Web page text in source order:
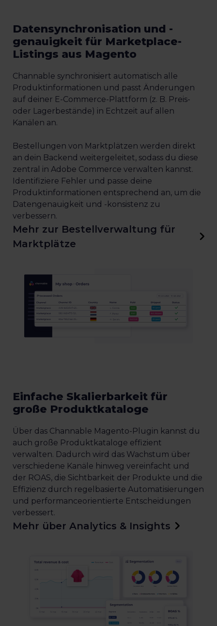
Datensynchronisation und -
genauigkeit für Marketplace-
Listings aus Magento
Channable synchronisiert automatisch alle
Produktinformationen und passt Änderungen
auf deiner E-Commerce-Plattform (z. B. Preis-
oder Lagerbestände) in Echtzeit auf allen
Kanälen an.
Bestellungen von Marktplätzen werden direkt
an dein Backend weitergeleitet, sodass du diese
zentral in Adobe Commerce verwalten kannst.
Identifiziere Fehler und passe deine
Produktinformationen entsprechend an, um die
Datengenauigkeit und -konsistenz zu
verbessern.
Mehr zur Bestellverwaltung für
Marktplätze
Einfache Skalierbarkeit für
große Produktkataloge
Über das Channable Magento-Plugin kannst du
auch große Produktkataloge effizient
verwalten. Dadurch wird das Wachstum über
verschiedene Kanäle hinweg vereinfacht und
der ROAS, die Sichtbarkeit der Produkte und die
Effizienz durch regelbasierte Automatisierungen
und performanceorientierte Entscheidungen
verbessert.
Mehr über Analytics & Insights